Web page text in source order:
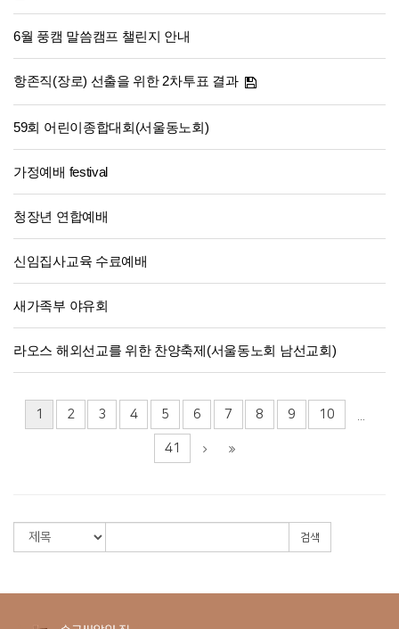
6월 풍캠 말씀캠프 챌린지 안내
항존직(장로) 선출을 위한 2차투표 결과
59회 어린이종합대회(서울동노회)
가정예배 festival
청장년 연합예배
신임집사교육 수료예배
새가족부 야유회
라오스 해외선교를 위한 찬양축제(서울동노회 남선교회)
1 2 3 4 5 6 7 8 9 10
41
검색